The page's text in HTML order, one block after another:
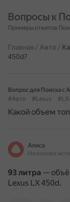
Вопросы к
Примеры ответов
Главная / Авто /
450d?
Вопрос для Поиска с
#Авто
#Lexus
Какой объем
Алиса
93 литра —
Lexus LX 450d.